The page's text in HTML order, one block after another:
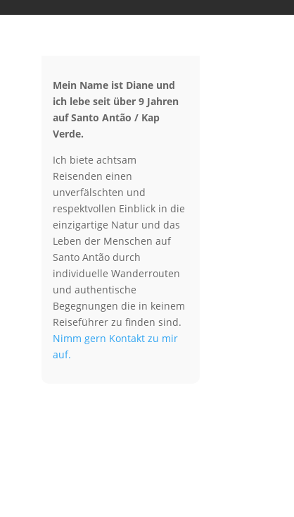
Mein Name ist Diane und
ich lebe seit über 9 Jahren
auf Santo Antão / Kap
Verde.
Ich biete achtsam
Reisenden einen
unverfälschten und
respektvollen Einblick in die
einzigartige Natur und das
Leben der Menschen auf
Santo Antão durch
individuelle Wanderrouten
und authentische
Begegnungen die in keinem
Reiseführer zu finden sind.
Nimm gern Kontakt zu mir
auf.